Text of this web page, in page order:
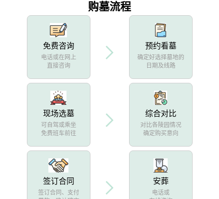
购墓流程
免费咨询
电话或在网上
直接咨询
预约看墓
确定好选择墓地的
日期及线路
现场选墓
可自驾或乘坐
免费班车前往
综合对比
对比各陵园情况
确定购买意向
签订合同
签订合同、支付
安葬
电话或